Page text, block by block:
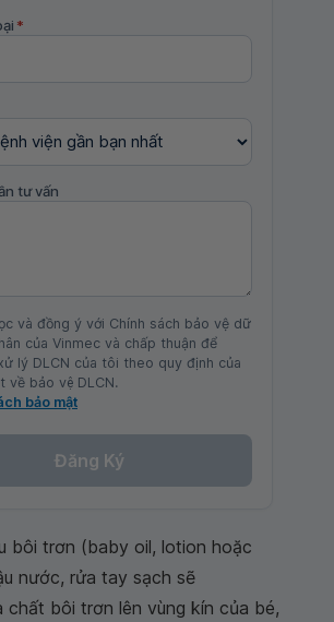
*
tư vấn
và đồng ý với Chính sách bảo vệ dữ
của Vinmec và chấp thuận để
lý DLCN của tôi theo quy định của
về bảo vệ DLCN.
bảo mật
Đăng Ký
bôi trơn (baby oil, lotion hoặc
nước, rửa tay sạch sẽ
chất bôi trơn lên vùng kín của bé,